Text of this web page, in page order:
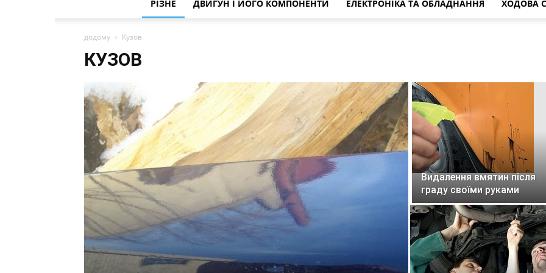
РІЗНЕ ДВИГУН І ЙОГО КОМПОНЕНТИ ЕЛЕКТРОНІКА ТА ОБЛАДНАННЯ ХОДОВА
додому Кузов
КУЗОВ
s
Видалення вмятин після
граду своїми руками